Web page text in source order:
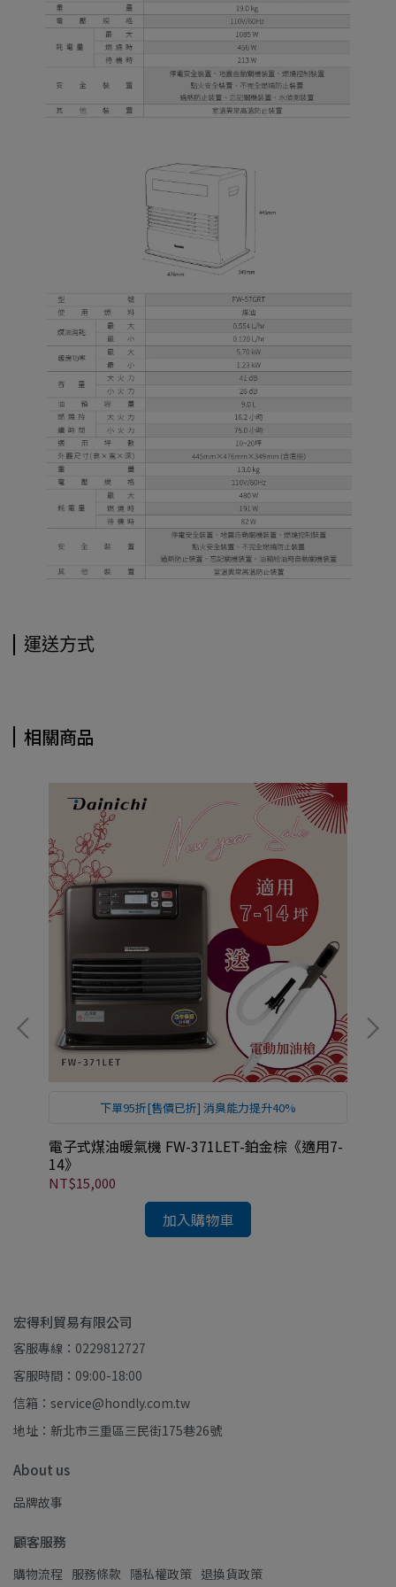
運送方式
相關商品
下單95折[售價已折] 消臭能力提升40%
電子式煤油暖氣機 FW-371LET-鉑金棕《適用7-
14》
NT$15,000
加入購物車
宏得利貿易有限公司
客服專線：0229812727
客服時間：09:00-18:00
信箱：service@hondly.com.tw
地址：新北市三重區三民街175巷26號
About us
品牌故事
顧客服務
購物流程 服務條款 隱私權政策 退換貨政策